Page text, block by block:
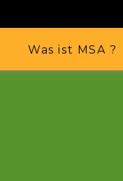
Was ist MSA ?